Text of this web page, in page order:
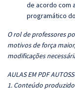
de acordo com
programático
O rol de professores
motivos de força
modificações
AULAS EM PDF
1. Conteúdo